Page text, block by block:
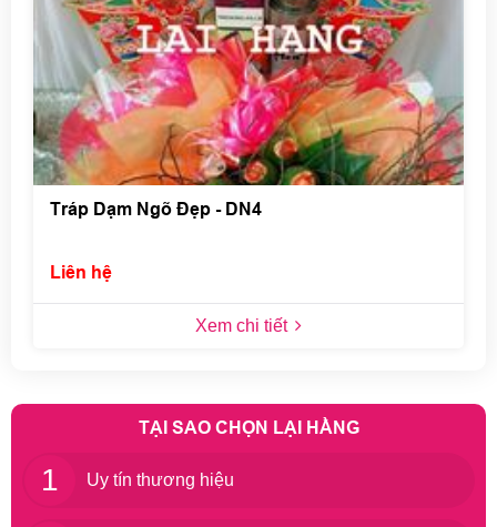
Tráp Dạm Ngõ Đẹp - DN4
Liên hệ
Xem chi tiết
TẠI SAO CHỌN LẠI HẰNG
1 Uy tín thương hiệu